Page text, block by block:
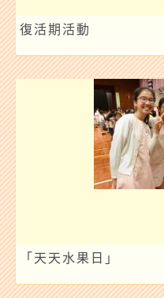
復活期活動
「天天水果日」